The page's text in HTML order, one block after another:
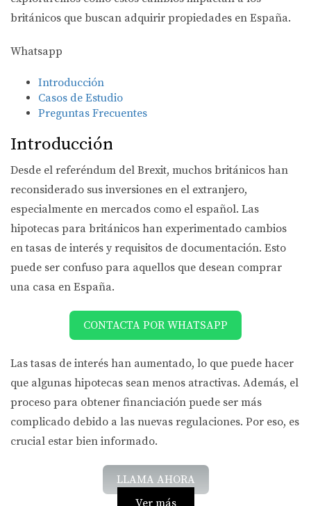
británicos que buscan adquirir propiedades en España.
Whatsapp
Introducción
Casos de Estudio
Preguntas Frecuentes
Introducción
Desde el referéndum del Brexit, muchos británicos han
reconsiderado sus inversiones en el extranjero,
especialmente en mercados como el español. Las
hipotecas para británicos han experimentado cambios
en tasas de interés y requisitos de documentación. Esto
puede ser confuso para aquellos que desean comprar
una casa en España.
CONTACTA POR WHATSAPP
Las tasas de interés han aumentado, lo que puede hacer
que algunas hipotecas sean menos atractivas. Además, el
proceso para obtener financiación puede ser más
complicado debido a las nuevas regulaciones. Por eso, es
crucial estar bien informado.
LLAMA AHORA
Ver más